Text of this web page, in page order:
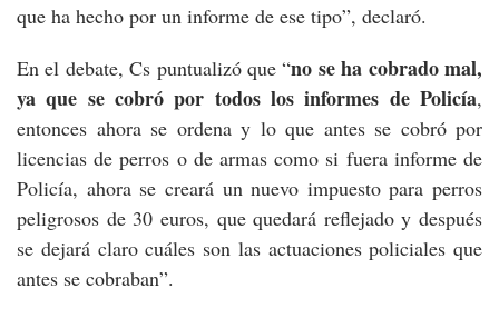
que ha hecho por un informe de ese tipo”, declaró.
En el debate, Cs puntualizó que “no se ha cobrado mal,
ya que se cobró por todos los informes de Policía,
entonces ahora se ordena y lo que antes se cobró por
licencias de perros o de armas como si fuera informe de
Policía, ahora se creará un nuevo impuesto para perros
peligrosos de 30 euros, que quedará reflejado y después
se dejará claro cuáles son las actuaciones policiales que
antes se cobraban”.